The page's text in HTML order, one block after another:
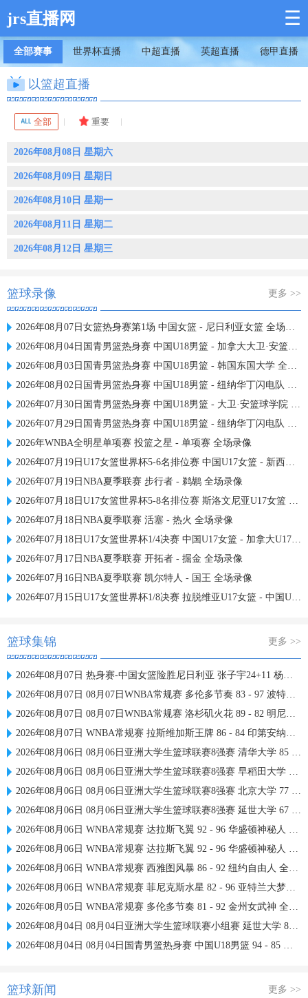
jrs直播网 ☰
全部赛事 世界杯直播 中超直播 英超直播 德甲直播
以篮超直播
2026年08月08日 星期六
2026年08月09日 星期日
2026年08月10日 星期一
2026年08月11日 星期二
2026年08月12日 星期三
篮球录像 更多 >>
2026年08月07日女篮热身赛第1场 中国女篮 - 尼日利亚女篮 全场录像
2026年08月04日国青男篮热身赛 中国U18男篮 - 加拿大大卫·安篮球学院 全场录像
2026年08月03日国青男篮热身赛 中国U18男篮 - 韩国东国大学 全场录像
2026年08月02日国青男篮热身赛 中国U18男篮 - 纽纳华丁闪电队 全场录像
2026年07月30日国青男篮热身赛 中国U18男篮 - 大卫·安篮球学院 全场录像
2026年07月29日国青男篮热身赛 中国U18男篮 - 纽纳华丁闪电队 全场录像
2026年WNBA全明星单项赛 投篮之星 - 单项赛 全场录像
2026年07月19日U17女篮世界杯5-6名排位赛 中国U17女篮 - 新西兰U17女篮 全场录像
2026年07月19日NBA夏季联赛 步行者 - 鹈鹕 全场录像
2026年07月18日U17女篮世界杯5-8名排位赛 斯洛文尼亚U17女篮 - 中国U17女篮 全场录像
2026年07月18日NBA夏季联赛 活塞 - 热火 全场录像
2026年07月18日U17女篮世界杯1/4决赛 中国U17女篮 - 加拿大U17女篮 录像
2026年07月17日NBA夏季联赛 开拓者 - 掘金 全场录像
2026年07月16日NBA夏季联赛 凯尔特人 - 国王 全场录像
2026年07月15日U17女篮世界杯1/8决赛 拉脱维亚U17女篮 - 中国U17女篮 录像
篮球集锦 更多 >>
2026年08月07日 热身赛-中国女篮险胜尼日利亚 张子宇24+11 杨舒予12+6
2026年08月07日 08月07日WNBA常规赛 多伦多节奏 83 - 97 波特兰火焰 集锦
2026年08月07日 08月07日WNBA常规赛 洛杉矶火花 89 - 82 明尼苏达山猫 全场集锦
2026年08月07日 WNBA常规赛 拉斯维加斯王牌 86 - 84 印第安纳狂热 全场集锦
2026年08月06日 08月06日亚洲大学生篮球联赛8强赛 清华大学 85 - 81 菲律宾大学 集锦
2026年08月06日 08月06日亚洲大学生篮球联赛8强赛 早稻田大学 78 - 71 高丽大学 集锦
2026年08月06日 08月06日亚洲大学生篮球联赛8强赛 北京大学 77 - 79 上海交通大学 集锦
2026年08月06日 08月06日亚洲大学生篮球联赛8强赛 延世大学 67 - 72 政治大学 集锦
2026年08月06日 WNBA常规赛 达拉斯飞翼 92 - 96 华盛顿神秘人 全场集锦
2026年08月06日 WNBA常规赛 达拉斯飞翼 92 - 96 华盛顿神秘人 全场集锦
2026年08月06日 WNBA常规赛 西雅图风暴 86 - 92 纽约自由人 全场集锦
2026年08月06日 WNBA常规赛 菲尼克斯水星 82 - 96 亚特兰大梦想 全场集锦
2026年08月05日 WNBA常规赛 多伦多节奏 81 - 92 金州女武神 全场集锦
2026年08月04日 08月04日亚洲大学生篮球联赛小组赛 延世大学 82 - 83 北京大学 集锦
2026年08月04日 08月04日国青男篮热身赛 中国U18男篮 94 - 85 加拿大大卫·安篮球学院 集锦
篮球新闻 更多 >>